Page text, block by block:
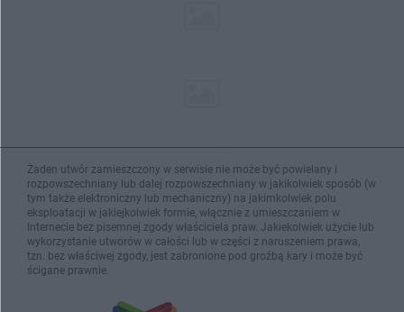
Żaden utwór zamieszczony w serwisie nie może być powielany i
rozpowszechniany lub dalej rozpowszechniany w jakikolwiek sposób (w
tym także elektroniczny lub mechaniczny) na jakimkolwiek polu
eksploatacji w jakiejkolwiek formie, włącznie z umieszczaniem w
Internecie bez pisemnej zgody właściciela praw. Jakiekolwiek użycie lub
wykorzystanie utworów w całości lub w części z naruszeniem prawa,
tzn. bez właściwej zgody, jest zabronione pod groźbą kary i może być
ścigane prawnie.